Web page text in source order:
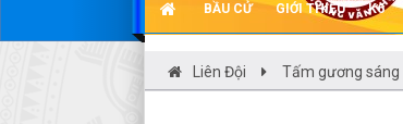
BẦU CỬ GIỚI THIỆU K6
Liên Đội Tấm gương sáng